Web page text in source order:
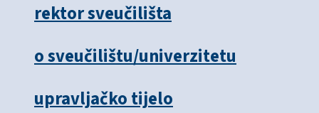
rektor sveučilišta
o sveučilištu/univerzitetu
upravljačko tijelo